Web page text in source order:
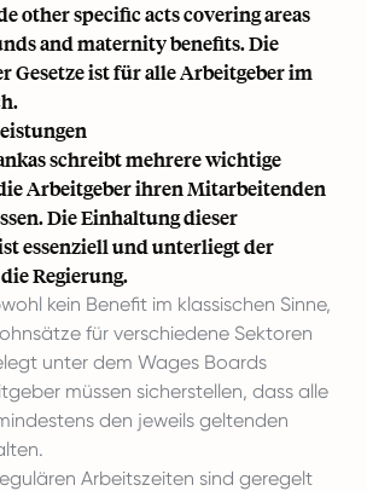
other specific acts covering areas
and maternity benefits. Die
Gesetze ist für alle Arbeitgeber im
schreibt mehrere wichtige
Arbeitgeber ihren Mitarbeitenden
Die Einhaltung dieser
essenziell und unterliegt der
Regierung.
kein Benefit im klassischen Sinne,
für verschiedene Sektoren
unter dem Wages Boards
müssen sicherstellen, dass alle
den jeweils geltenden
Arbeitszeiten sind geregelt